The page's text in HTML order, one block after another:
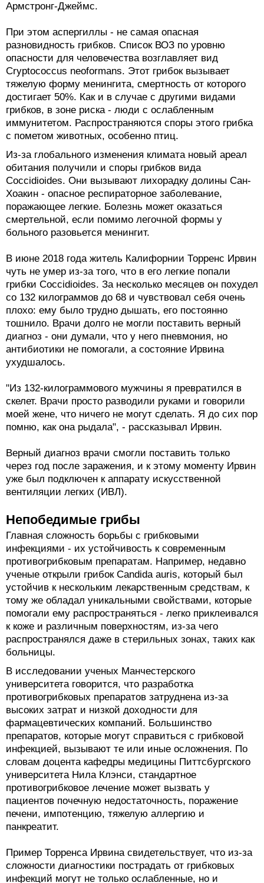
Армстронг-Джеймс.
При этом аспергиллы - не самая опасная
разновидность грибков. Список ВОЗ по уровню
опасности для человечества возглавляет вид
Cryptococcus neoformans. Этот грибок вызывает
тяжелую форму менингита, смертность от которого
достигает 50%. Как и в случае с другими видами
грибков, в зоне риска - люди с ослабленным
иммунитетом. Распространяются споры этого грибка
с пометом животных, особенно птиц.
Из-за глобального изменения климата новый ареал
обитания получили и споры грибков вида
Coccidioides. Они вызывают лихорадку долины Сан-
Хоакин - опасное респираторное заболевание,
поражающее легкие. Болезнь может оказаться
смертельной, если помимо легочной формы у
больного разовьется менингит.
В июне 2018 года житель Калифорнии Торренс Ирвин
чуть не умер из-за того, что в его легкие попали
грибки Coccidioides. За несколько месяцев он похудел
со 132 килограммов до 68 и чувствовал себя очень
плохо: ему было трудно дышать, его постоянно
тошнило. Врачи долго не могли поставить верный
диагноз - они думали, что у него пневмония, но
антибиотики не помогали, а состояние Ирвина
ухудшалось.
"Из 132-килограммового мужчины я превратился в
скелет. Врачи просто разводили руками и говорили
моей жене, что ничего не могут сделать. Я до сих пор
помню, как она рыдала", - рассказывал Ирвин.
Верный диагноз врачи смогли поставить только
через год после заражения, и к этому моменту Ирвин
уже был подключен к аппарату искусственной
вентиляции легких (ИВЛ).
Непобедимые грибы
Главная сложность борьбы с грибковыми
инфекциями - их устойчивость к современным
противогрибковым препаратам. Например, недавно
ученые открыли грибок Candida auris, который был
устойчив к нескольким лекарственным средствам, к
тому же обладал уникальными свойствами, которые
помогали ему распространяться - легко приклеивался
к коже и различным поверхностям, из-за чего
распространялся даже в стерильных зонах, таких как
больницы.
В исследовании ученых Манчестерского
университета говорится, что разработка
противогрибковых препаратов затруднена из-за
высоких затрат и низкой доходности для
фармацевтических компаний. Большинство
препаратов, которые могут справиться с грибковой
инфекцией, вызывают те или иные осложнения. По
словам доцента кафедры медицины Питтсбургского
университета Нила Клэнси, стандартное
противогрибковое лечение может вызвать у
пациентов почечную недостаточность, поражение
печени, импотенцию, тяжелую аллергию и
панкреатит.
Пример Торренса Ирвина свидетельствует, что из-за
сложности диагностики пострадать от грибковых
инфекций могут не только ослабленные, но и